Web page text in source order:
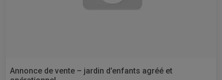
Annonce de vente – jardin d’enfants agréé et